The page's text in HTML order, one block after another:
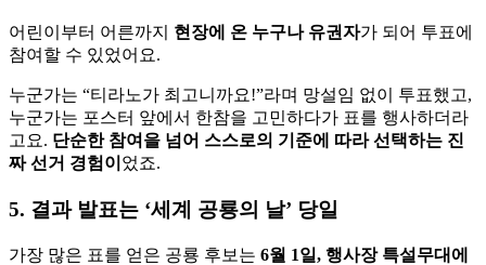
어린이부터 어른까지 현장에 온 누구나 유권자가 되어 투표에
참여할 수 있었어요.
누군가는 “티라노가 최고니까요!”라며 망설임 없이 투표했고,
누군가는 포스터 앞에서 한참을 고민하다가 표를 행사하더라
고요. 단순한 참여을 넘어 스스로의 기준에 따라 선택하는 진
짜 선거 경험이 었죠.
5. 결과 발표는 ‘세계 공룡의 날’ 당일
가장 많은 표를 얻은 공룡 후보는 6월 1일, 행사장 특설무대에